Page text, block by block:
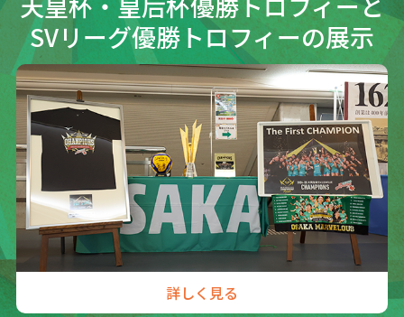
SVリーグ優勝トロフィーの展示
詳しく見る